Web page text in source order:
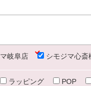
岐阜店 シモジマ心斎
ラッピング POP